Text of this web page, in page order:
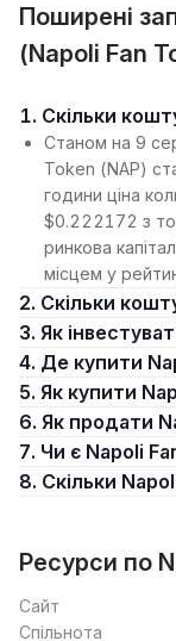
Поширені
(Napoli Fan
1. Скільки
Станом на 9
Token (NAP)
години ціна
$0.222172 з
ринкова
місцем у
2. Скільки
3. Як
4. Де купити
5. Як купити
6. Як продати
7. Чи є Napoli
8. Скільки
Ресурси по
Сайт
Спільнота